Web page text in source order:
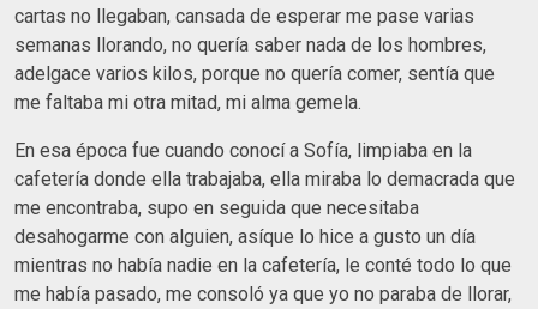
cartas no llegaban, cansada de esperar me pase varias
semanas llorando, no quería saber nada de los hombres,
adelgace varios kilos, porque no quería comer, sentía que
me faltaba mi otra mitad, mi alma gemela.
En esa época fue cuando conocí a Sofía, limpiaba en la
cafetería donde ella trabajaba, ella miraba lo demacrada que
me encontraba, supo en seguida que necesitaba
desahogarme con alguien, asíque lo hice a gusto un día
mientras no había nadie en la cafetería, le conté todo lo que
me había pasado, me consoló ya que yo no paraba de llorar,